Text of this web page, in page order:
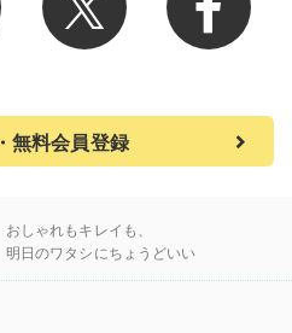
無料会員登録
おしゃれもキレイも、
明日のワタシにちょうどいい